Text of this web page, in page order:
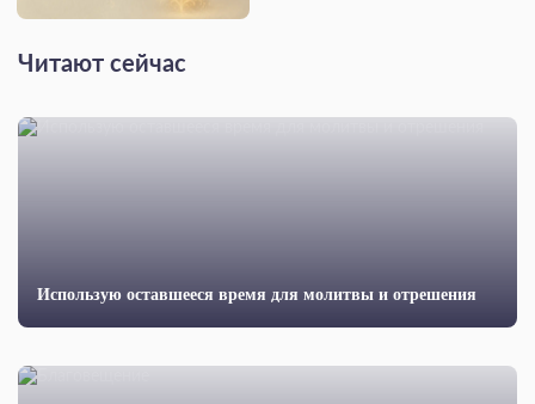
Читают сейчас
Использую оставшееся время для молитвы и отрешения